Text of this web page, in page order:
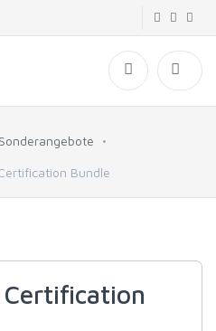
Sonderangebote
Bundle
Certification